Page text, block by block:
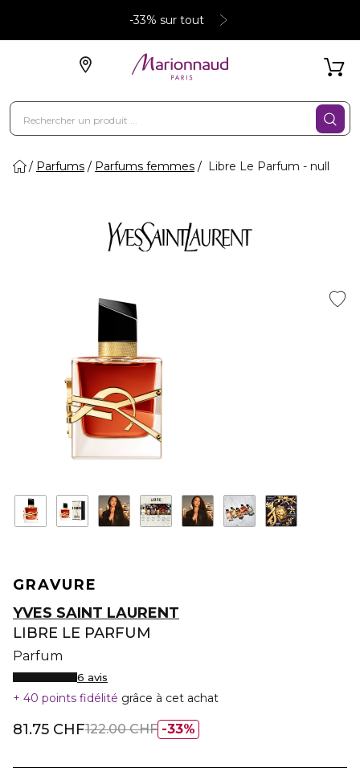
-33% sur tout
Parfums Parfums femmes Libre Le Parfum - null
GRAVURE
YVES SAINT LAURENT
LIBRE LE PARFUM
Parfum
6 avis
40 points fidélité grâce à cet achat
33%
81.75 CHF122.00 CHF